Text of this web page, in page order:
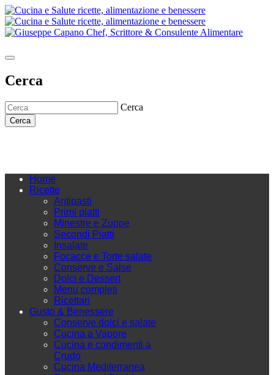
Cerca
Cerca
Cerca
Home
Ricette
Antipasti
Primi piatti
Minestre e Zuppe
Secondi Piatti
Insalate
Focacce e Torte salate
Conserve e Salse
Dolci e Dessert
Menu completi
Ricettari
Gusto & Benessere
Conserve dolci e salate
Cucina a Vapore
Cucina e condimenti a
Crudo
Cucina Mediterranea